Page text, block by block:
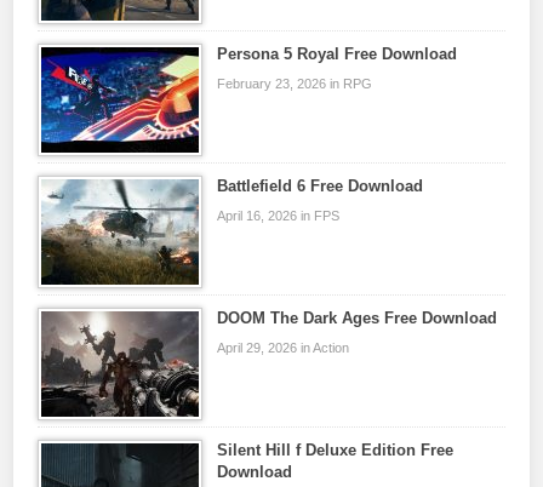
Persona 5 Royal Free Download
February 23, 2026 in RPG
Battlefield 6 Free Download
April 16, 2026 in FPS
DOOM The Dark Ages Free Download
April 29, 2026 in Action
Silent Hill f Deluxe Edition Free
Download